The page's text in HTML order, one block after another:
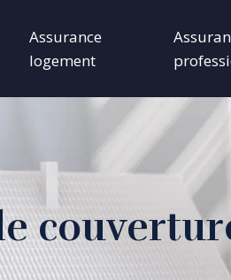
Assurance
logement